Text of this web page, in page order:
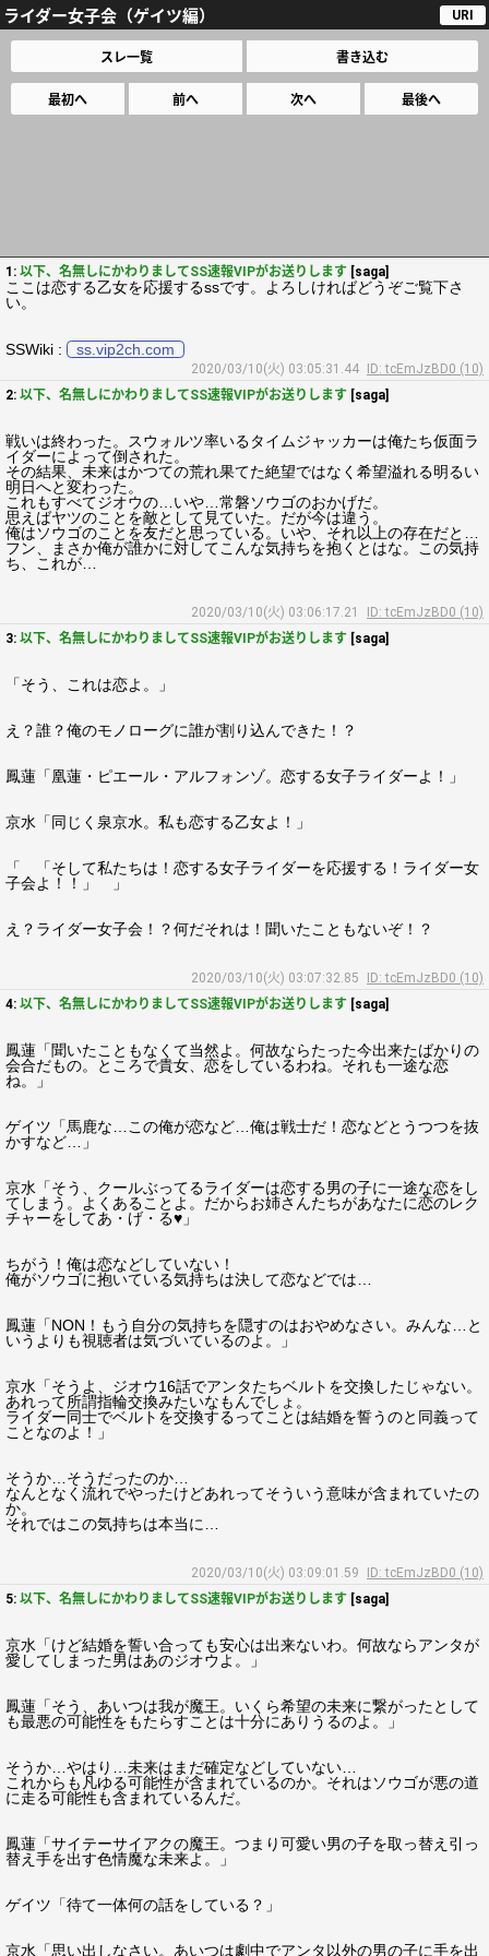
ライダー女子会（ゲイツ編） URI
スレ一覧 書き込む
最初へ 前へ 次へ 最後へ
1: 以下、名無しにかわりましてSS速報VIPがお送りします [saga]
ここは恋する乙女を応援するssです。よろしければどうぞご覧下さ
い。
SSWiki : ss.vip2ch.com
2020/03/10(火) 03:05:31.44
ID: tcEmJzBD0 (10)
2: 以下、名無しにかわりましてSS速報VIPがお送りします [saga]
戦いは終わった。スウォルツ率いるタイムジャッカーは俺たち仮面ラ
イダーによって倒された。
その結果、未来はかつての荒れ果てた絶望ではなく希望溢れる明るい
明日へと変わった。
これもすべてジオウの…いや…常磐ソウゴのおかげだ。
思えばヤツのことを敵として見ていた。だが今は違う。
俺はソウゴのことを友だと思っている。いや、それ以上の存在だと…
フン、まさか俺が誰かに対してこんな気持ちを抱くとはな。この気持
ち、これが…
2020/03/10(火) 03:06:17.21
ID: tcEmJzBD0 (10)
3: 以下、名無しにかわりましてSS速報VIPがお送りします [saga]
「そう、これは恋よ。」
え？誰？俺のモノローグに誰が割り込んできた！？
鳳蓮「凰蓮・ピエール・アルフォンゾ。恋する女子ライダーよ！」
京水「同じく泉京水。私も恋する乙女よ！」
「 「そして私たちは！恋する女子ライダーを応援する！ライダー女
子会よ！！」 」
え？ライダー女子会！？何だそれは！聞いたこともないぞ！？
2020/03/10(火) 03:07:32.85
ID: tcEmJzBD0 (10)
4: 以下、名無しにかわりましてSS速報VIPがお送りします [saga]
鳳蓮「聞いたこともなくて当然よ。何故ならたった今出来たばかりの
会合だもの。ところで貴女、恋をしているわね。それも一途な恋
ね。」
ゲイツ「馬鹿な…この俺が恋など…俺は戦士だ！恋などとうつつを抜
かすなど…」
京水「そう、クールぶってるライダーは恋する男の子に一途な恋をし
てしまう。よくあることよ。だからお姉さんたちがあなたに恋のレク
チャーをしてあ・げ・る♥」
ちがう！俺は恋などしていない！
俺がソウゴに抱いている気持ちは決して恋などでは…
鳳蓮「NON！もう自分の気持ちを隠すのはおやめなさい。みんな…と
いうよりも視聴者は気づいているのよ。」
京水「そうよ、ジオウ16話でアンタたちベルトを交換したじゃない。
あれって所謂指輪交換みたいなもんでしょ。
ライダー同士でベルトを交換するってことは結婚を誓うのと同義って
ことなのよ！」
そうか…そうだったのか…
なんとなく流れでやったけどあれってそういう意味が含まれていたの
か。
それではこの気持ちは本当に…
2020/03/10(火) 03:09:01.59
ID: tcEmJzBD0 (10)
5: 以下、名無しにかわりましてSS速報VIPがお送りします [saga]
京水「けど結婚を誓い合っても安心は出来ないわ。何故ならアンタが
愛してしまった男はあのジオウよ。」
鳳蓮「そう、あいつは我が魔王。いくら希望の未来に繋がったとして
も最悪の可能性をもたらすことは十分にありうるのよ。」
そうか…やはり…未来はまだ確定などしていない…
これからも凡ゆる可能性が含まれているのか。それはソウゴが悪の道
に走る可能性も含まれているんだ。
鳳蓮「サイテーサイアクの魔王。つまり可愛い男の子を取っ替え引っ
替え手を出す色情魔な未来よ。」
ゲイツ「待て一体何の話をしている？」
京水「思い出しなさい。あいつは劇中でアンタ以外の男の子に手を出